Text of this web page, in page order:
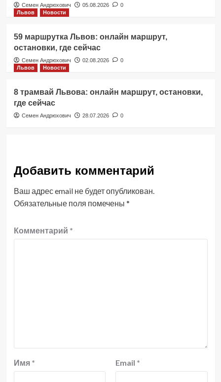
Семен Андрюхович 05.08.2026
0
Львов
Новости
59 маршрутка Львов: онлайн маршрут,
остановки, где сейчас
Семен Андрюхович 02.08.2026
0
Львов
Новости
8 трамвай Львова: онлайн маршрут, остановки,
где сейчас
Семен Андрюхович 28.07.2026 0
Добавить комментарий
Ваш адрес email не будет опубликован.
Обязательные поля помечены *
Комментарий *
Имя * Email *